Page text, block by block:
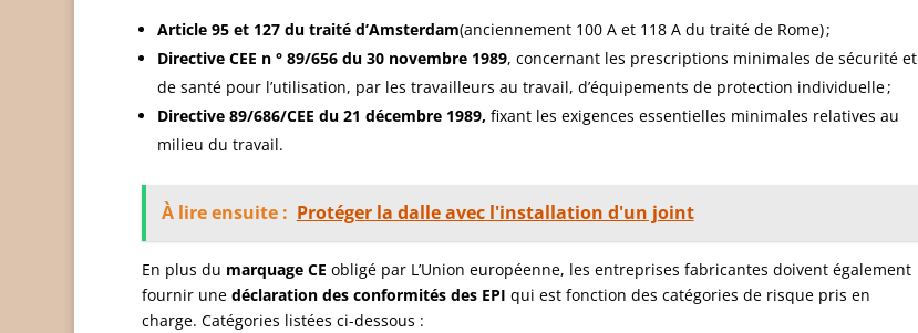
Article 95 et 127 du traité d’Amsterdam(anciennement 100 A et 118 A du traité de Rome) ;
Directive CEE n ° 89/656 du 30 novembre 1989, concernant les prescriptions minimales de sécurité et
de santé pour l’utilisation, par les travailleurs au travail, d’équipements de protection individuelle ;
Directive 89/686/CEE du 21 décembre 1989, fixant les exigences essentielles minimales relatives au
milieu du travail.
À lire ensuite : Protéger la dalle avec l'installation d'un joint
En plus du marquage CE obligé par L’Union européenne, les entreprises fabricantes doivent également
fournir une déclaration des conformités des EPI qui est fonction des catégories de risque pris en
charge. Catégories listées ci-dessous :